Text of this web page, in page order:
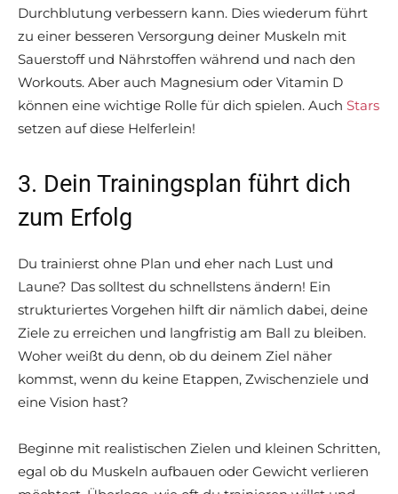
Durchblutung verbessern kann. Dies wiederum führt
zu einer besseren Versorgung deiner Muskeln mit
Sauerstoff und Nährstoffen während und nach den
Workouts. Aber auch Magnesium oder Vitamin D
können eine wichtige Rolle für dich spielen. Auch Stars
setzen auf diese Helferlein!
3. Dein Trainingsplan führt dich
zum Erfolg
Du trainierst ohne Plan und eher nach Lust und
Laune? Das solltest du schnellstens ändern! Ein
strukturiertes Vorgehen hilft dir nämlich dabei, deine
Ziele zu erreichen und langfristig am Ball zu bleiben.
Woher weißt du denn, ob du deinem Ziel näher
kommst, wenn du keine Etappen, Zwischenziele und
eine Vision hast?
Beginne mit realistischen Zielen und kleinen Schritten,
egal ob du Muskeln aufbauen oder Gewicht verlieren